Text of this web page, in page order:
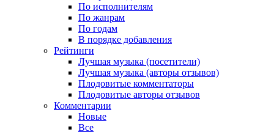
По исполнителям
По жанрам
По годам
В порядке добавления
Рейтинги
Лучшая музыка (посетители)
Лучшая музыка (авторы отзывов)
Плодовитые комментаторы
Плодовитые авторы отзывов
Комментарии
Новые
Все